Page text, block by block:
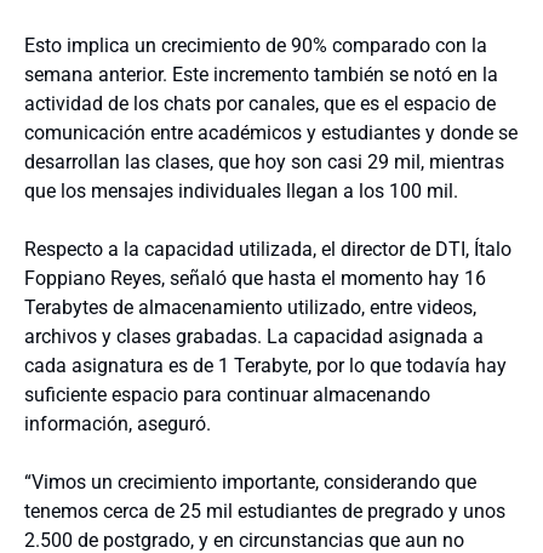
Esto implica un crecimiento de 90% comparado con la
semana anterior. Este incremento también se notó en la
actividad de los chats por canales, que es el espacio de
comunicación entre académicos y estudiantes y donde se
desarrollan las clases, que hoy son casi 29 mil, mientras
que los mensajes individuales llegan a los 100 mil.
Respecto a la capacidad utilizada, el director de DTI, Ítalo
Foppiano Reyes, señaló que hasta el momento hay 16
Terabytes de almacenamiento utilizado, entre videos,
archivos y clases grabadas. La capacidad asignada a
cada asignatura es de 1 Terabyte, por lo que todavía hay
suficiente espacio para continuar almacenando
información, aseguró.
“Vimos un crecimiento importante, considerando que
tenemos cerca de 25 mil estudiantes de pregrado y unos
2.500 de postgrado, y en circunstancias que aun no